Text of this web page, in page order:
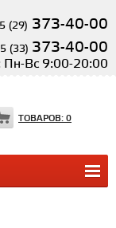
(29) 373-40-00
(33) 373-40-00
Пн-Вс 9:00-20:00
ТОВАРОВ: 0